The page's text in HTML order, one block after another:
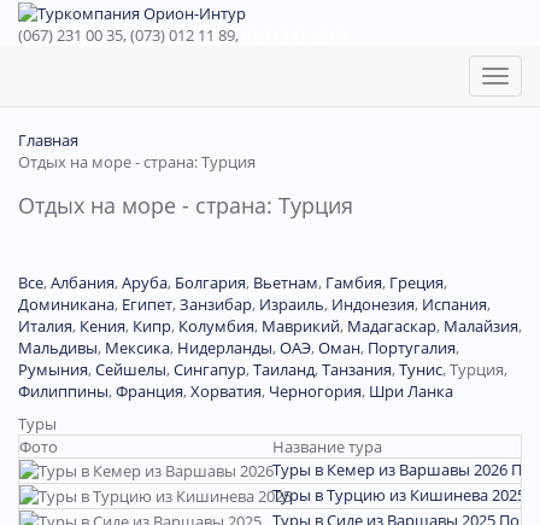
(067) 231 00 35, (073) 012 11 89,
Toggle
Главная
Отдых на море - страна: Турция
Отдых на море - страна: Турция
Все,Албания,Аруба, Болгария, Вьетнам, Гамбия, Греция,
Доминиканa, Египет,Занзибар, Израиль, Индонезия, Испания,
Италия, Кения, Кипр, Колумбия, Маврикий, Мадагаскар, Малайзия,
Мальдивы, Мексика, Нидерланды,ОАЭ,Оман, Португалия,
Румыния,Сейшелы,Сингапур,Таиланд,Танзания,Тунис,Турция,
Филиппины,Франция,Хорватия, Черногория, Шри Ланка
Туры
Фото
Название тура
Туры в Кемер из Варшавы 2026
Туры в Турцию из Кишинева 2025
Туры в Сиде из Варшавы 2025